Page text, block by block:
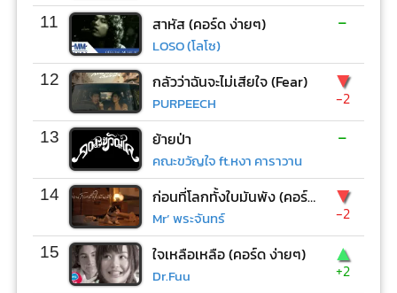
11 สาหัส (คอร์ด ง่ายๆ)
LOSO (โลโซ)
-
12 กลัวว่าฉันจะไม่เสียใจ (Fear)
PURPEECH
▼
-2
13 ย้ายป่า
คณะขวัญใจ ft.หงา คาราวาน
-
14 ก่อนที่โลกทั้งใบมันพัง (คอร์ด ง่ายๆ)
Mr’ พระจันทร์
▼
-2
15 ใจเหลือเหลือ (คอร์ด ง่ายๆ)
Dr.Fuu
▲
+2